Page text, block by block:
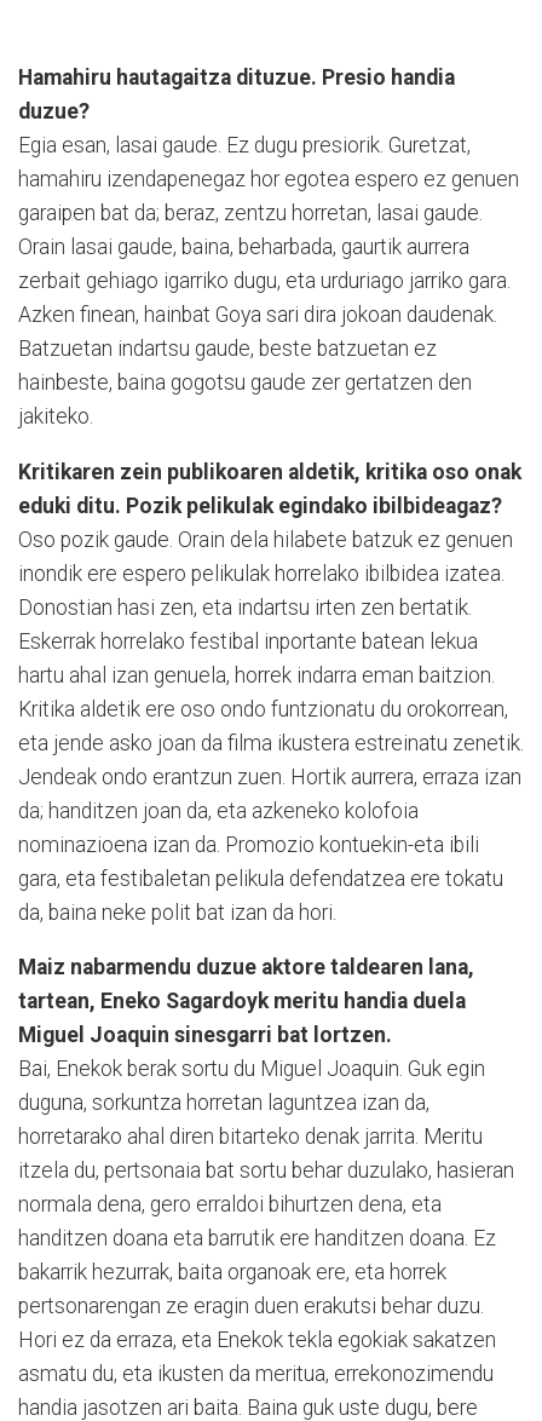
Hamahiru hautagaitza dituzue. Presio handia
duzue?
Egia esan, lasai gaude. Ez dugu presiorik. Guretzat,
hamahiru izendapenegaz hor egotea espero ez genuen
garaipen bat da; beraz, zentzu horretan, lasai gaude.
Orain lasai gaude, baina, beharbada, gaurtik aurrera
zerbait gehiago igarriko dugu, eta urduriago jarriko gara.
Azken finean, hainbat Goya sari dira jokoan daudenak.
Batzuetan indartsu gaude, beste batzuetan ez
hainbeste, baina gogotsu gaude zer gertatzen den
jakiteko.
Kritikaren zein publikoaren aldetik, kritika oso onak
eduki ditu. Pozik pelikulak egindako ibilbideagaz?
Oso pozik gaude. Orain dela hilabete batzuk ez genuen
inondik ere espero pelikulak horrelako ibilbidea izatea.
Donostian hasi zen, eta indartsu irten zen bertatik.
Eskerrak horrelako festibal inportante batean lekua
hartu ahal izan genuela, horrek indarra eman baitzion.
Kritika aldetik ere oso ondo funtzionatu du orokorrean,
eta jende asko joan da filma ikustera estreinatu zenetik.
Jendeak ondo erantzun zuen. Hortik aurrera, erraza izan
da; handitzen joan da, eta azkeneko kolofoia
nominazioena izan da. Promozio kontuekin-eta ibili
gara, eta festibaletan pelikula defendatzea ere tokatu
da, baina neke polit bat izan da hori.
Maiz nabarmendu duzue aktore taldearen lana,
tartean, Eneko Sagardoyk meritu handia duela
Miguel Joaquin sinesgarri bat lortzen.
Bai, Enekok berak sortu du Miguel Joaquin. Guk egin
duguna, sorkuntza horretan laguntzea izan da,
horretarako ahal diren bitarteko denak jarrita. Meritu
itzela du, pertsonaia bat sortu behar duzulako, hasieran
normala dena, gero erraldoi bihurtzen dena, eta
handitzen doana eta barrutik ere handitzen doana. Ez
bakarrik hezurrak, baita organoak ere, eta horrek
pertsonarengan ze eragin duen erakutsi behar duzu.
Hori ez da erraza, eta Enekok tekla egokiak sakatzen
asmatu du, eta ikusten da meritua, errekonozimendu
handia jasotzen ari baita. Baina guk uste dugu, bere